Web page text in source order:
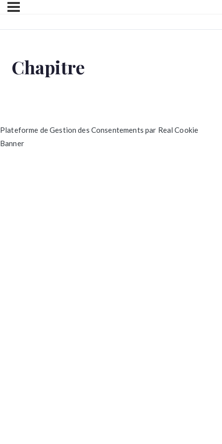
Chapitre
Plateforme de Gestion des Consentements par Real Cookie
Banner